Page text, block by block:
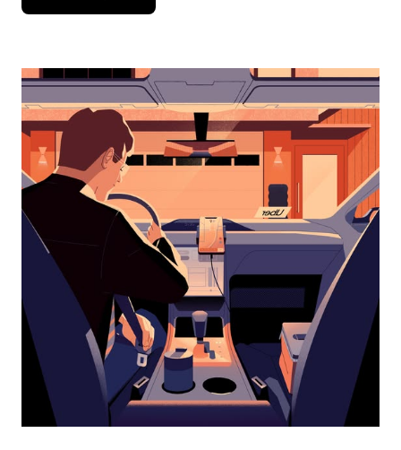
вниз,
календарю
выбрать
дату.
Чтобы
закрыть
календарь,
нажмите
Esc.